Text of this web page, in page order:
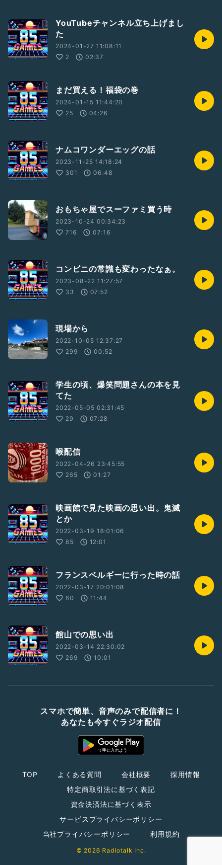
YouTubeチャンネル立ち上げまし
た
2024-01-27 11:08:11
2
02:37
まだ買える！福袋の巻
2024-01-15 11:44:20
25
04:26
ナムコワンダーエッグの話
2023-11-25 14:18:24
301
06:48
おもちゃ屋でスーファミ買う時
2023-10-24 00:34:23
716
07:16
コンビニの常識も変わったなぁ。
2023-08-22 11:27:57
33
07:52
現場から
2022-10-05 12:37:27
299
00:52
学生の頃、爆笑問題さんの本を見
てた
2022-05-05 02:31:45
29
07:28
喉配信
2022-04-26 23:45:55
265
01:27
映画館で見た映画の思い出。鬼滅
とか
2022-03-19 18:01:06
85
12:01
フランスベルギーに行った時の話
2022-03-17 20:01:08
60
11:44
館山での思い出
2022-03-14 22:30:02
269
10:01
スマホで簡単、音声のみで配信者に！
あなたも今すぐラジオ配信
TOP よくある質問 会社概要
採用情報
特定商取引法に基づく表記
資金決済法に基づく表示
サービスプライバシーポリシー
当社プライバシーポリシー
利用規約
© 2026 Radiotalk Inc.